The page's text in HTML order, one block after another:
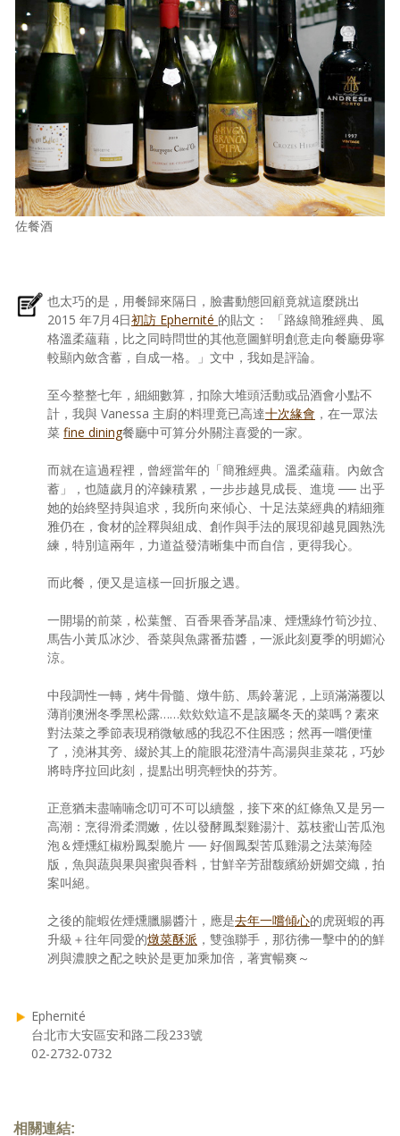
佐餐酒
也太巧的是，用餐歸來隔日，臉書動態回顧竟就這麼跳出
2015 年7月4日初訪 Ephernité 的貼文： 「路線簡雅經典、風
格溫柔蘊藉，比之同時問世的其他意圖鮮明創意走向餐廳毋寧
較顯內斂含蓄，自成一格。」文中，我如是評論。
至今整整七年，細細數算，扣除大堆頭活動或品酒會小點不
計，我與 Vanessa 主廚的料理竟已高達十次緣會 ，在一眾法
菜 fine dining餐廳中可算分外關注喜愛的一家。
而就在這過程裡，曾經當年的「簡雅經典。溫柔蘊藉。內斂含
蓄」，也隨歲月的淬鍊積累，一步步越見成長、進境 ── 出乎
她的始終堅持與追求，我所向來傾心、十足法菜經典的精細雍
雅仍在，食材的詮釋與組成、創作與手法的展現卻越見圓熟洗
練，特別這兩年，力道益發清晰集中而自信，更得我心。
而此餐，便又是這樣一回折服之遇。
一開場的前菜，松葉蟹、百香果香茅晶凍、煙燻綠竹筍沙拉、
馬告小黃瓜冰沙、香菜與魚露番茄醬，一派此刻夏季的明媚沁
涼。
中段調性一轉，烤牛骨髓、燉牛筋、馬鈴薯泥，上頭滿滿覆以
薄削澳洲冬季黑松露……欸欸欸這不是該屬冬天的菜嗎？素來
對法菜之季節表現稍微敏感的我忍不住困惑；然再一嚐便懂
了，澆淋其旁、綴於其上的龍眼花澄清牛高湯與韭菜花，巧妙
將時序拉回此刻，提點出明亮輕快的芬芳。
正意猶未盡喃喃念叨可不可以續盤，接下來的紅條魚又是另一
高潮：烹得滑柔潤嫩，佐以發酵鳳梨雞湯汁、荔枝蜜山苦瓜泡
泡＆煙燻紅椒粉鳳梨脆片 ── 好個鳳梨苦瓜雞湯之法菜海陸
版，魚與蔬與果與蜜與香料，甘鮮辛芳甜馥繽紛妍媚交織，拍
案叫絕。
之後的龍蝦佐煙燻臘腸醬汁，應是去年一嚐傾心的虎斑蝦的再
升級＋往年同愛的燉菜酥派 ，雙強聯手，那彷彿一擊中的的鮮
冽與濃腴之配之映於是更加乘加倍，著實暢爽～
Ephernité
台北市大安區安和路二段233號
02-2732-0732
相關連結: